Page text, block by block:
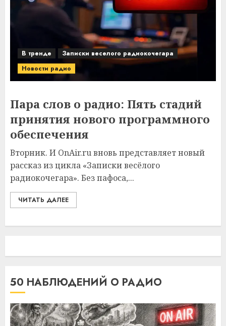
В тренде
Записки веселого радиокочегара
Новости радио
Пара слов о радио: Пять стадий
принятия нового программного
обеспечения
Вторник. И OnAir.ru вновь представляет новый
рассказ из цикла «Записки весёлого
радиокочегара». Без пафоса,...
ЧИТАТЬ ДАЛЕЕ
50 НАБЛЮДЕНИЙ О РАДИО